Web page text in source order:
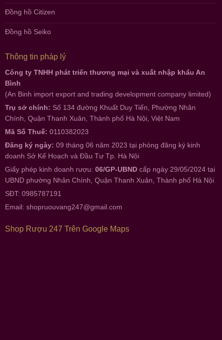
Đồng hồ Citizen
Đồng hồ Seiko
Thông tin pháp lý
Công ty TNHH phát triển thương mại và xuất nhập khẩu An
Bình
(An Binh import export and trading development company limited)
Trụ sở chính: Số 134 đường Khuất Duy Tiến, Phường Nhân
Chính, Quận Thanh Xuân, Thành phố Hà Nội, Việt Nam
Mã Số Thuế: 0110382023
Đăng ký ngày: 09 tháng 06 năm 2023 tại phòng đăng ký kinh
doanh Sở Kế Hoạch và Đầu Tư Tp. Hà Nội
Giấy phép kinh doanh rượu: 06/GP-UBND cấp ngày 29/05/2024 tại
UBND phường Nhân Chính, Quận Thanh Xuân, Thành phố Hà Nội
SĐT: 0985787191
Email: shopruouvang247@gmail.com
Shop Rượu 247 Trên Google Maps